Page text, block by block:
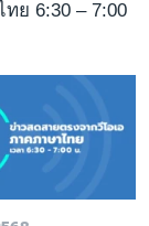
ย 6:30 – 7:00